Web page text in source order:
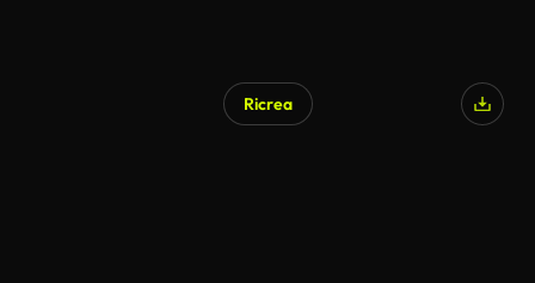
Ricrea